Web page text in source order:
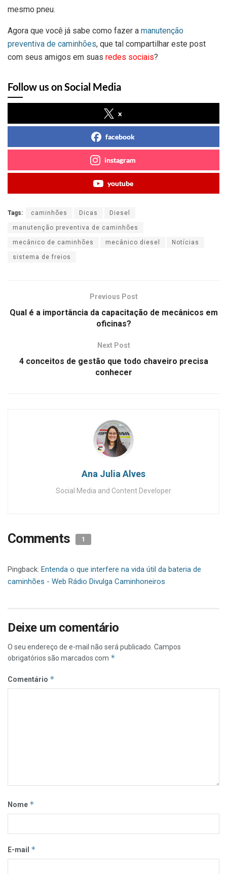
mesmo pneu.
Agora que você já sabe como fazer a manutenção
preventiva de caminhões, que tal compartilhar este post
com seus amigos em suas redes sociais?
Follow us on Social Media
x
facebook
instagram
youtube
Tags: caminhões Dicas Diesel
manutenção preventiva de caminhões
mecânico de caminhões mecânico diesel Notícias
sistema de freios
Previous Post
Qual é a importância da capacitação de mecânicos em
oficinas?
Next Post
4 conceitos de gestão que todo chaveiro precisa
conhecer
Ana Julia Alves
Social Media and Content Developer
Comments 1
Pingback: Entenda o que interfere na vida útil da bateria de
caminhões - Web Rádio Divulga Caminhoneiros
Deixe um comentário
O seu endereço de e-mail não será publicado. Campos
obrigatórios são marcados com *
Comentário *
Nome *
E-mail *